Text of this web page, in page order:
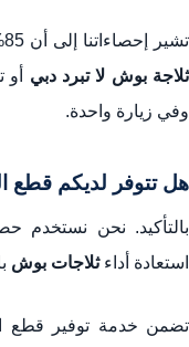
تشير إحصاءاتنا إلى أن 85% من الأعطال الشائعة، مثل مشكلة
ثلاجة بوش لا تبرد دبي أو
وفي زيارة واحدة.
هل تتوفر لديكم قطع
بالتأكيد. نحن نستخدم
استعادة أداءثلاجات بوش
تضمن خدمة توفير قطع